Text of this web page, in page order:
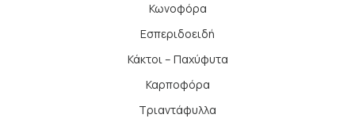
Κωνοφόρα
Εσπεριδοειδή
Κάκτοι – Παχύφυτα
Καρποφόρα
Τριαντάφυλλα